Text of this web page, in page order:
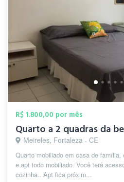
R$ 1.800,00 por mês
Quarto a 2 quadras da
Meireles, Fortaleza - CE
Quarto mobiliado em casa de
e apt todo mobiliado. Você terá
cozinha.. Apt fica próxim...